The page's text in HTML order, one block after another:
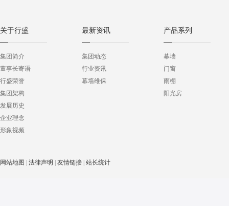
关于行盛
集团简介
董事长寄语
行盛荣誉
集团架构
发展历史
企业理念
形象视频
最新资讯
集团动态
行业资讯
幕墙维保
产品系列
幕墙
门窗
雨棚
阳光房
网站地图 法律声明 友情链接 站长统计